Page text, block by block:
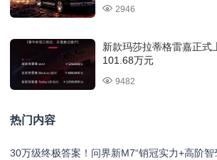
2946
新款玛莎拉蒂格雷嘉正式
101.68万元
9482
热门内容
30万级终极答案！问界新M7“销冠实力+高阶智